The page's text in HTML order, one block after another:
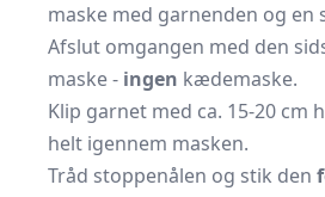
maske med garnenden og en
Afslut omgangen med den
maske - ingen kædemaske.
Klip garnet med ca. 15-20 cm
helt igennem masken.
Tråd stoppenålen og stik den